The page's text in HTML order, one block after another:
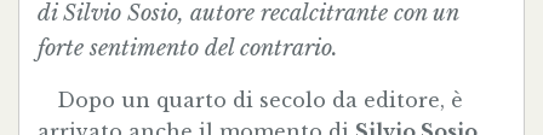
di Silvio Sosio, autore recalcitrante con un
forte sentimento del contrario.
Dopo un quarto di secolo da editore, è